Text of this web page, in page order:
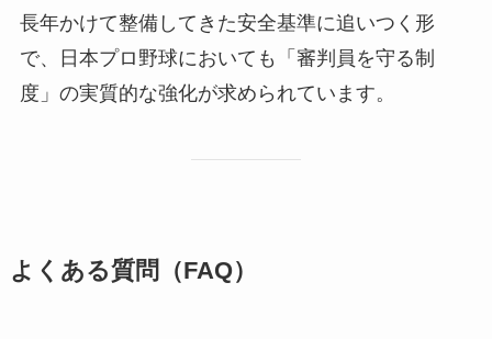
長年かけて整備してきた安全基準に追いつく形
で、日本プロ野球においても「審判員を守る制
度」の実質的な強化が求められています。
よくある質問（FAQ）